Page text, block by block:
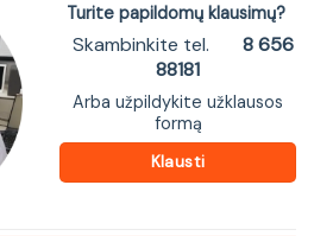
Turite papildomų klausimų?
Skambinkite tel.
8 656
88181
Arba užpildykite užklausos
formą
Klausti